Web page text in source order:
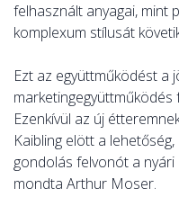
felhasznált anyagai, mint
komplexum stílusát
Ezt az együttműködést a
marketingegyüttműködés
Ezenkívül az új
Kaibling elött a
gondolás felvonót a
mondta Arthur Moser.